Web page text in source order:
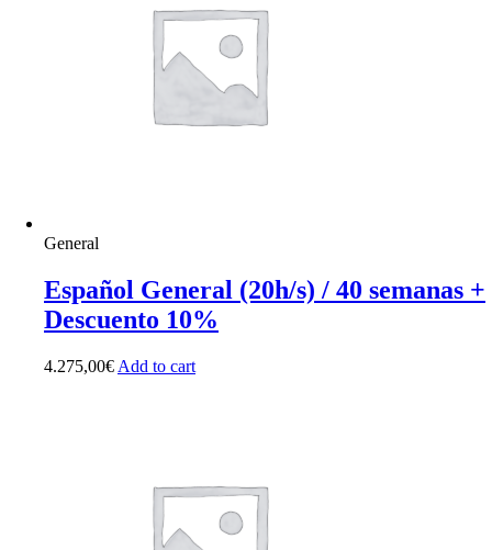
General
Español General (20h/s) / 40 semanas +
Descuento 10%
4.275,00€ Add to cart